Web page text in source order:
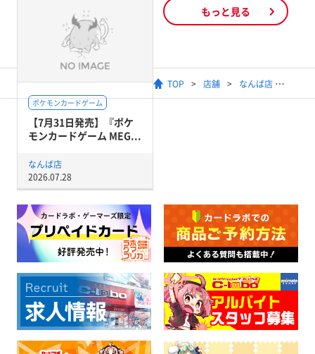
ポケモンカードゲーム
【7月31日発売】『ポケ
モンカードゲーム MEG...
なんば店
2026.07.28
もっと見る
TOP 店舗 なんば店